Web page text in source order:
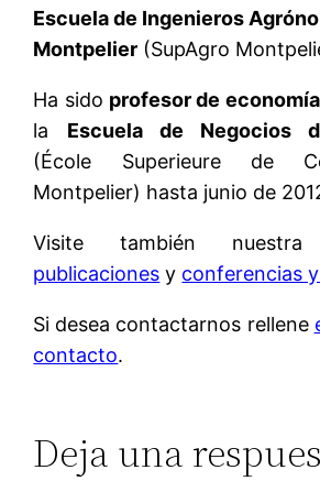
Escuela de Ingenieros
Montpelier (SupAgro
Ha sido profesor de
la Escuela de Negocios
(École Superieure de
Montpelier) hasta junio de
Visite también
publicaciones y conferencias
Si desea contactarnos rellene
contacto.
Deja una